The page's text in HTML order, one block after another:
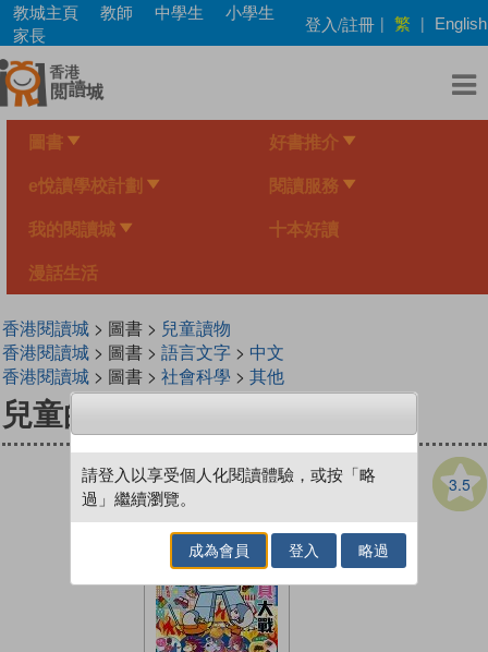
Skip
main
content
教城主頁 教師 中學生
小學生
家長
登入/註冊 | 繁 | English
圖書 好書推介
e悅讀學校計劃 閱讀服務
我的閱讀城 十本好讀
漫話生活
香港閱讀城> 圖書 > 兒童讀物
香港閱讀城> 圖書 > 語言文字> 中文
香港閱讀城> 圖書 > 社會科學 > 其他
兒童的學習 8 玩具大戰
3.5
請登入以享受個人化閱讀體驗，或按「略
過」繼續瀏覽。
成為會員 登入 略過